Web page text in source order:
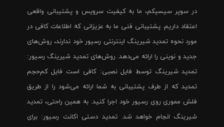
در سوپر سیسیکم، ما به کیفیت سرویس و پشتیبانی واقعی
اعتقاد داریم. پشتیبانی فنی ما به عزیزانی که اطلاعات کافی در
مورد نحوه تمدید شیرینگ اینترنتی رسیور خود ندارند، روش‌های
جدید و نوینی را ارائه می‌دهد. روش‌های تمدید شیرینگ رسیور:
تمدید شیرینگ توسط فایل نصبی: کافی است فایل کم‌حجم
تمدید که از طرف پشتیبانی به شما ارائه می‌شود را از طریق
فلش مموری روی رسیور خود اجرا کنید. به همین راحتی، تمدید
شیرینگ انجام خواهد شد. تمدید دستی اکانت رسیور: برای